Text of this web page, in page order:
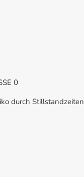
0
durch Stillstandzeiten